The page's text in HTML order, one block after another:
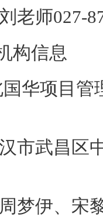
：刘老
构信息
华项目管
武昌区
梦伊、宋